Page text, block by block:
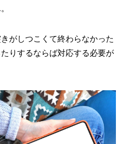
がしつこくて終わらなかった
りするならば対応する必要が